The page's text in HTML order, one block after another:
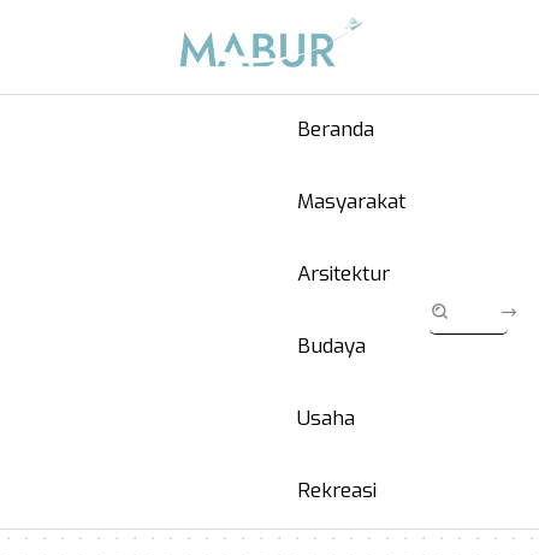
Beranda
Masyarakat
Arsitektur
Budaya
Usaha
Rekreasi